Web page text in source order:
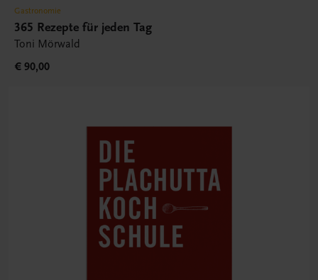
Gastronomie
365 Rezepte für jeden Tag
Toni Mörwald
€ 90,00